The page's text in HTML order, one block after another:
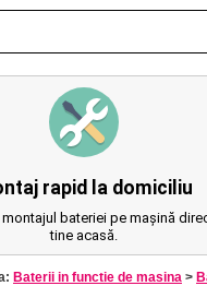
rapid la domiciliu
bateriei pe mașină
tine acasă.
Baterii in functie de masina >